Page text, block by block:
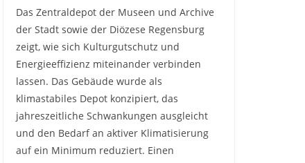
Das Zentraldepot der Museen und Archive
der Stadt sowie der Diözese Regensburg
zeigt, wie sich Kulturgutschutz und
Energieeffizienz miteinander verbinden
lassen. Das Gebäude wurde als
klimastabiles Depot konzipiert, das
jahreszeitliche Schwankungen ausgleicht
und den Bedarf an aktiver Klimatisierung
auf ein Minimum reduziert. Einen